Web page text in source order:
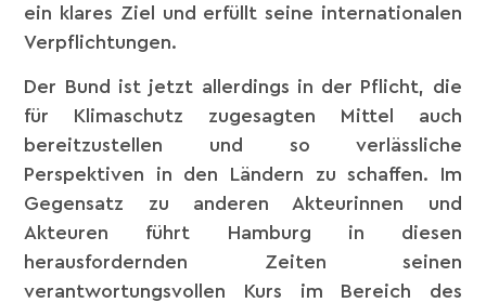
ein klares Ziel und erfüllt seine internationalen
Verpflichtungen.
Der Bund ist jetzt allerdings in der Pflicht, die
für Klimaschutz zugesagten Mittel auch
bereitzustellen und so verlässliche
Perspektiven in den Ländern zu schaffen. Im
Gegensatz zu anderen Akteurinnen und
Akteuren führt Hamburg in diesen
herausfordernden Zeiten seinen
verantwortungsvollen Kurs im Bereich des